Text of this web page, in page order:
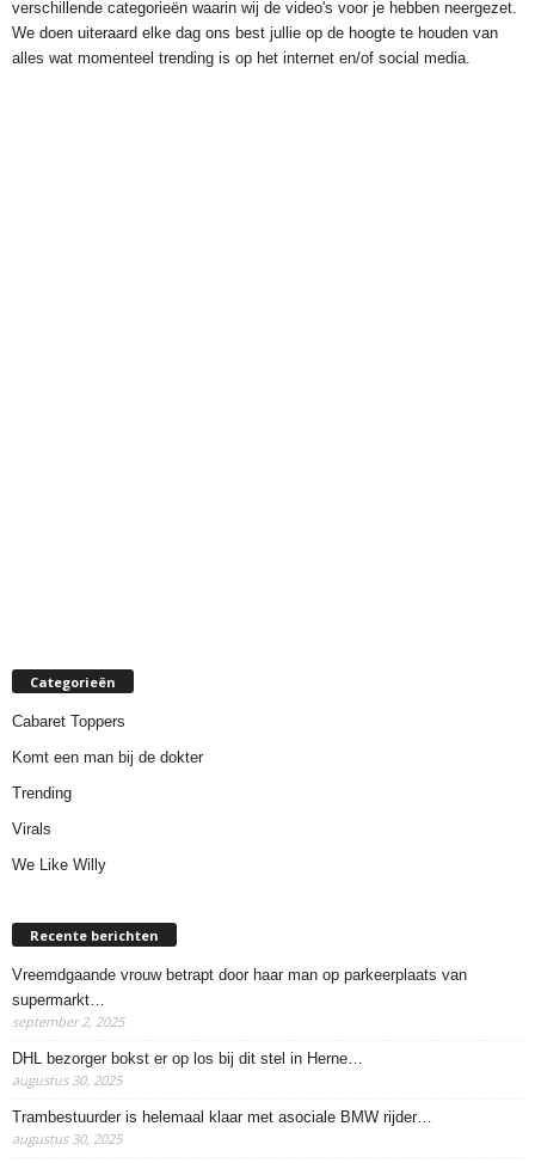
verschillende categorieën waarin wij de video's voor je hebben neergezet.
We doen uiteraard elke dag ons best jullie op de hoogte te houden van
alles wat momenteel trending is op het internet en/of social media.
Categorieën
Cabaret Toppers
Komt een man bij de dokter
Trending
Virals
We Like Willy
Recente berichten
Vreemdgaande vrouw betrapt door haar man op parkeerplaats van
supermarkt…
september 2, 2025
DHL bezorger bokst er op los bij dit stel in Herne…
augustus 30, 2025
Trambestuurder is helemaal klaar met asociale BMW rijder…
augustus 30, 2025